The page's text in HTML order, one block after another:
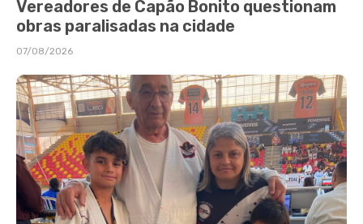
Vereadores de Capão Bonito questionam
obras paralisadas na cidade
07/08/2026